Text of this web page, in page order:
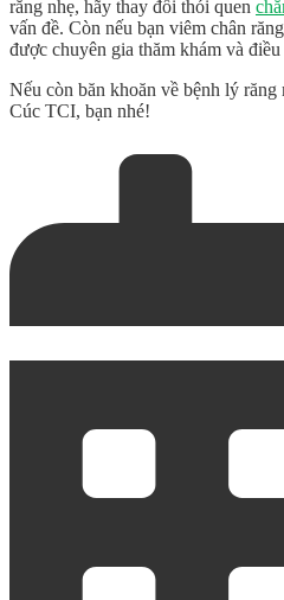
răng nhẹ, hãy thay đối thói quen
vấn đề. Còn nếu bạn viêm chân
được chuyên gia thăm khám và
Nếu còn băn khoăn về bệnh lý
Cúc TCI, bạn nhé!